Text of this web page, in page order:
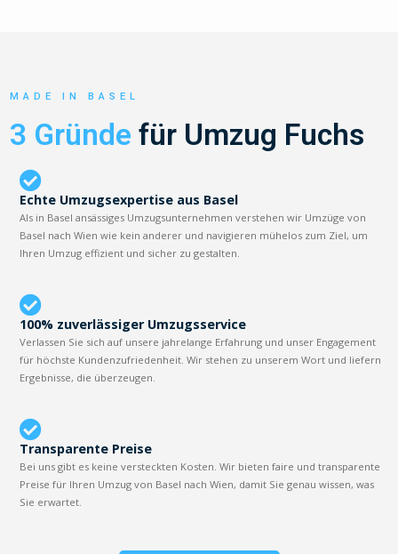
MADE IN BASEL
3 Gründe für Umzug Fuchs
Echte Umzugsexpertise aus Basel
Als in Basel ansässiges Umzugsunternehmen verstehen wir Umzüge von
Basel nach Wien wie kein anderer und navigieren mühelos zum Ziel, um
Ihren Umzug effizient und sicher zu gestalten.
100% zuverlässiger Umzugsservice
Verlassen Sie sich auf unsere jahrelange Erfahrung und unser Engagement
für höchste Kundenzufriedenheit. Wir stehen zu unserem Wort und liefern
Ergebnisse, die überzeugen.
Transparente Preise
Bei uns gibt es keine versteckten Kosten. Wir bieten faire und transparente
Preise für Ihren Umzug von Basel nach Wien, damit Sie genau wissen, was
Sie erwartet.